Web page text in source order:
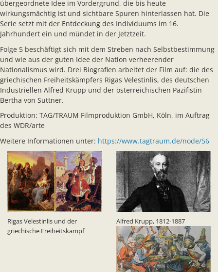
übergeordnete Idee im Vordergrund, die bis heute
wirkungsmächtig ist und sichtbare Spuren hinterlassen hat. Die
Serie setzt mit der Entdeckung des Individuums im 16.
Jahrhundert ein und mündet in der Jetztzeit.
Folge 5 beschäftigt sich mit dem Streben nach Selbstbestimmung
und wie aus der guten Idee der Nation verheerender
Nationalismus wird. Drei Biografien arbeitet der Film auf: die des
griechischen Freiheitskämpfers Rigas Velestinlis, des deutschen
Industriellen Alfred Krupp und der österreichischen Pazifistin
Bertha von Suttner.
Produktion: TAG/TRAUM Filmproduktion GmbH, Köln, im Auftrag
des WDR/arte
Weitere Informationen unter: https://www.tagtraum.de/node/56
Rigas Velestinlis und der
griechische Freiheitskampf
Alfred Krupp, 1812-1887